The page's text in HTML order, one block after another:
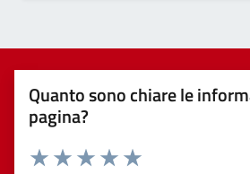
Quanto sono chiare le
pagina?